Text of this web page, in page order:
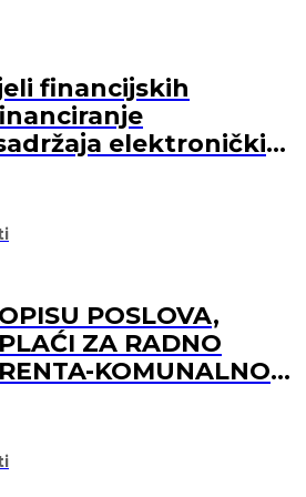
financijskih
elektroničkih
POSLOVA,
ZA RADNO
KOMUNALNOG